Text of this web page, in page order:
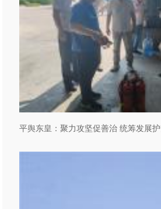
平舆东皇：聚力攻坚促善治 统筹发展